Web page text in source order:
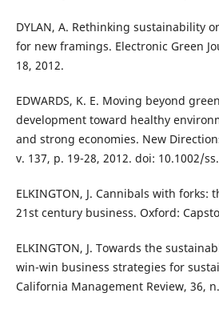
DYLAN, A. Rethinking sustainability
for new framings. Electronic Green
18, 2012.
EDWARDS, K. E. Moving beyond
development toward healthy
and strong economies. New
v. 137, p. 19-28, 2012. doi: 10.1002/
ELKINGTON, J. Cannibals with
21st century business. Oxford:
ELKINGTON, J. Towards the
win-win business strategies for
California Management Review, 36,